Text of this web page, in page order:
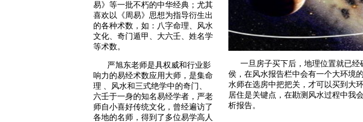
易》等一批不朽的中华经典； 尤其
喜欢以《周易》思想为指导衍生出
的各种术数，如：八字命理、风水
文化、奇门遁甲、大六壬、姓名学
等术数。
严旭东老师是具权威和行业影
响力的易经术数应用大师，是集命
理 、风水和三式绝学中的奇门、
六壬于一身的知名易经学者，严老
师自小喜好传统文化，曾经遍访了
各地的名师，得到了多位易学高人
一旦房子买下后，地理位置就已经
侯，在风水报告栏中会有一个大环境
水师在选房中把把关，才可以买到大
居住是关键点，在勘测风水过程中我
析报告。